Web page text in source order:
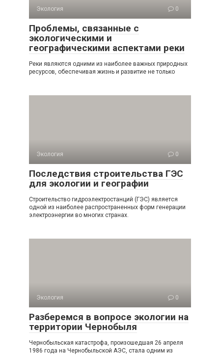
Экология 0
Проблемы, связанные с
экологическими и
географическими аспектами реки
Реки являются одними из наиболее важных природных
ресурсов, обеспечивая жизнь и развитие не только
Экология 0
Последствия строительства ГЭС
для экологии и географии
Строительство гидроэлектростанций (ГЭС) является
одной из наиболее распространенных форм генерации
электроэнергии во многих странах.
Экология 0
Разберемся в вопросе экологии на
территории Чернобыля
Чернобыльская катастрофа, произошедшая 26 апреля
1986 года на Чернобыльской АЭС, стала одним из